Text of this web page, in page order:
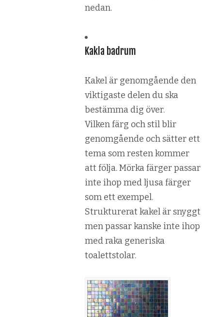
nedan.
Kakla badrum
Kakel är genomgående den
viktigaste delen du ska
bestämma dig över.
Vilken färg och stil blir
genomgående och sätter ett
tema som resten kommer
att följa. Mörka färger passar
inte ihop med ljusa färger
som ett exempel.
Strukturerat kakel är snyggt
men passar kanske inte ihop
med raka generiska
toalettstolar.